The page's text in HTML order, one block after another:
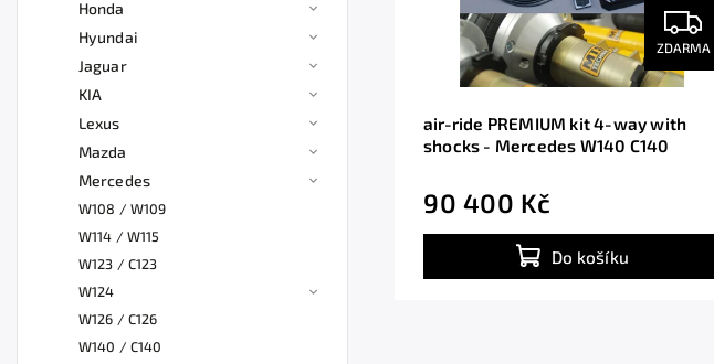
Honda
Hyundai
Jaguar
KIA
Lexus
Mazda
Mercedes
W108 / W109
W114 / W115
W123 / C123
W124
W126 / C126
W140 / C140
ZDARMA
air-ride PREMIUM kit 4-way with
shocks - Mercedes W140 C140
90 400 Kč
Do košíku